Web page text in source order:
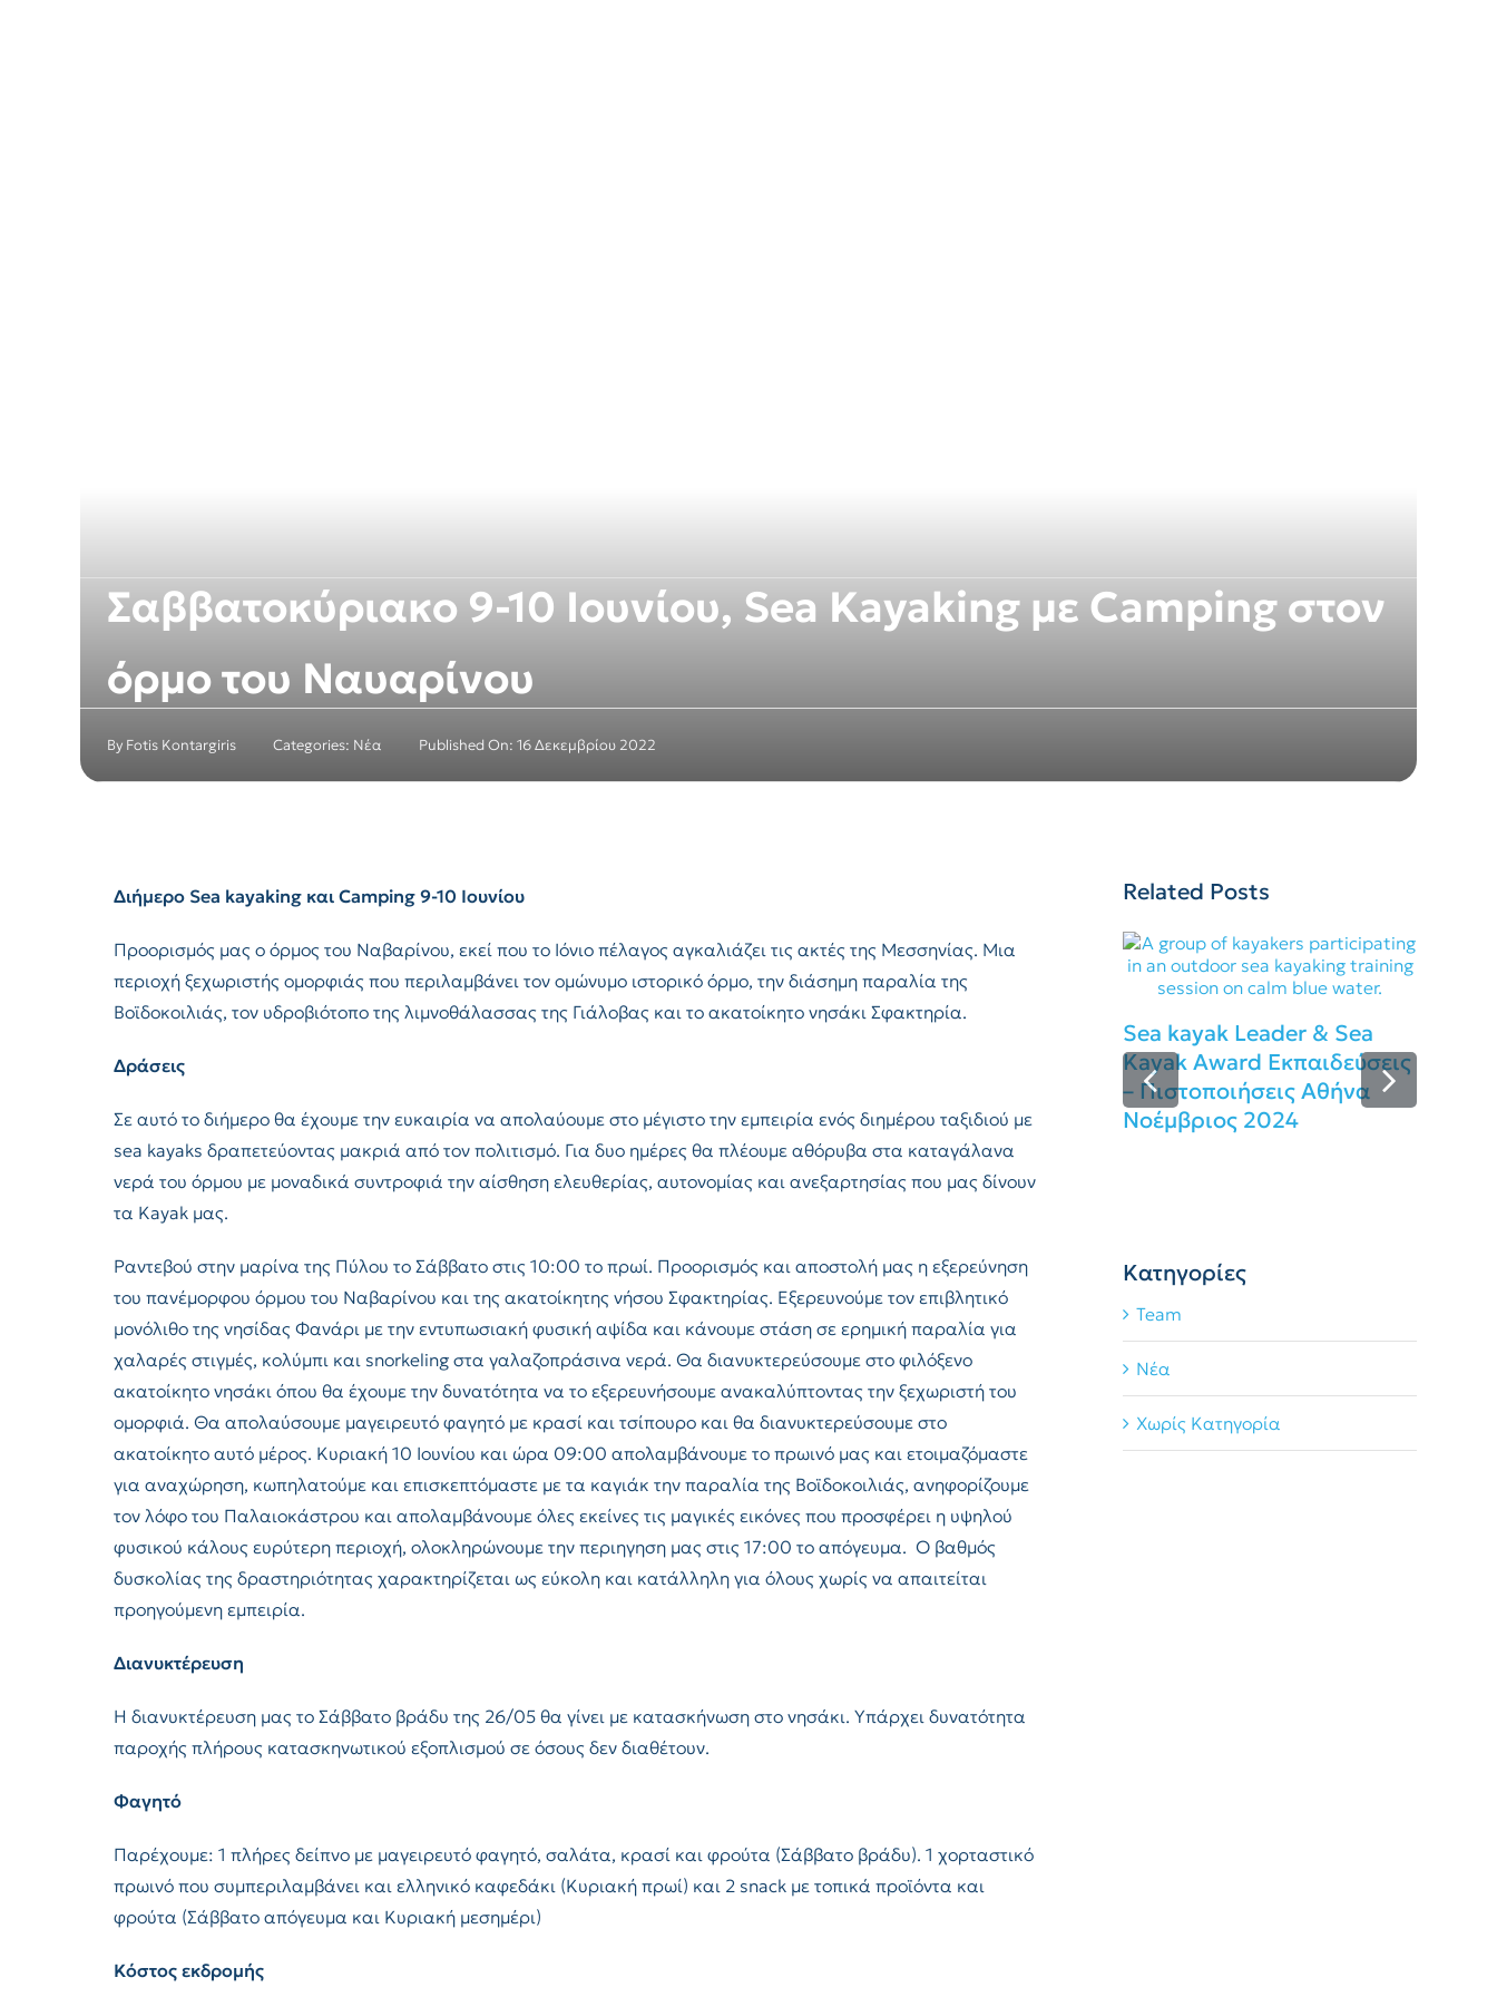
Σαββατοκύριακο 9-10 Ιουνίου, Sea Kayaking με Camping στον
όρμο του Ναυαρίνου
By Fotis Kontargiris Categories: Νέα Published On: 16 Δεκεμβρίου 2022
Διήμερο Sea kayaking και Camping 9-10 Ιουνίου
Προορισμός μας ο όρμος του Ναβαρίνου, εκεί που το Ιόνιο πέλαγος αγκαλιάζει τις ακτές της Μεσσηνίας. Μια
περιοχή ξεχωριστής ομορφιάς που περιλαμβάνει τον ομώνυμο ιστορικό όρμο, την διάσημη παραλία της
Βοϊδοκοιλιάς, τον υδροβιότοπο της λιμνοθάλασσας της Γιάλοβας και το ακατοίκητο νησάκι Σφακτηρία.
Δράσεις
Σε αυτό το διήμερο θα έχουμε την ευκαιρία να απολαύουμε στο μέγιστο την εμπειρία ενός διημέρου ταξιδιού με
sea kayaks δραπετεύοντας μακριά από τον πολιτισμό. Για δυο ημέρες θα πλέουμε αθόρυβα στα καταγάλανα
νερά του όρμου με μοναδικά συντροφιά την αίσθηση ελευθερίας, αυτονομίας και ανεξαρτησίας που μας δίνουν
τα Kayak μας.
Ραντεβού στην μαρίνα της Πύλου το Σάββατο στις 10:00 το πρωί. Προορισμός και αποστολή μας η εξερεύνηση
του πανέμορφου όρμου του Ναβαρίνου και της ακατοίκητης νήσου Σφακτηρίας. Εξερευνούμε τον επιβλητικό
μονόλιθο της νησίδας Φανάρι με την εντυπωσιακή φυσική αψίδα και κάνουμε στάση σε ερημική παραλία για
χαλαρές στιγμές, κολύμπι και snorkeling στα γαλαζοπράσινα νερά. Θα διανυκτερεύσουμε στο φιλόξενο
ακατοίκητο νησάκι όπου θα έχουμε την δυνατότητα να το εξερευνήσουμε ανακαλύπτοντας την ξεχωριστή του
ομορφιά. Θα απολαύσουμε μαγειρευτό φαγητό με κρασί και τσίπουρο και θα διανυκτερεύσουμε στο
ακατοίκητο αυτό μέρος. Κυριακή 10 Ιουνίου και ώρα 09:00 απολαμβάνουμε το πρωινό μας και ετοιμαζόμαστε
για αναχώρηση, κωπηλατούμε και επισκεπτόμαστε με τα καγιάκ την παραλία της Βοϊδοκοιλιάς, ανηφορίζουμε
τον λόφο του Παλαιοκάστρου και απολαμβάνουμε όλες εκείνες τις μαγικές εικόνες που προσφέρει η υψηλού
φυσικού κάλους ευρύτερη περιοχή, ολοκληρώνουμε την περιηγηση μας στις 17:00 το απόγευμα. Ο βαθμός
δυσκολίας της δραστηριότητας χαρακτηρίζεται ως εύκολη και κατάλληλη για όλους χωρίς να απαιτείται
προηγούμενη εμπειρία.
Διανυκτέρευση
Η διανυκτέρευση μας το Σάββατο βράδυ της 26/05 θα γίνει με κατασκήνωση στο νησάκι. Υπάρχει δυνατότητα
παροχής πλήρους κατασκηνωτικού εξοπλισμού σε όσους δεν διαθέτουν.
Φαγητό
Παρέχουμε: 1 πλήρες δείπνο με μαγειρευτό φαγητό, σαλάτα, κρασί και φρούτα (Σάββατο βράδυ). 1 χορταστικό
πρωινό που συμπεριλαμβάνει και ελληνικό καφεδάκι (Κυριακή πρωί) και 2 snack με τοπικά προϊόντα και
φρούτα (Σάββατο απόγευμα και Κυριακή μεσημέρι)
Κόστος εκδρομής
Related Posts
Sea kayak Leader & Sea
Kayak Award Εκπαιδεύσεις
– Πιστοποιήσεις Αθήνα
Νοέμβριος 2024
Kατηγορίες
Team
Νέα
Χωρίς Κατηγορία